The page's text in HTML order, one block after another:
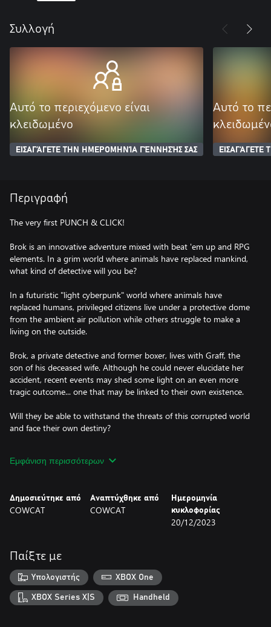
Συλλογή
Αυτό το περιεχόμενο είναι
κλειδωμένο
ΕΙΣΑΓΆΓΕΤΕ ΤΗΝ ΗΜΕΡΟΜΗΝΊΑ ΓΈΝΝΗΣΉΣ ΣΑΣ
Αυτό το
Περιγραφή
The very first PUNCH & CLICK!
Brok is an innovative adventure mixed with beat 'em up and RPG
elements. In a grim world where animals have replaced mankind,
what kind of detective will you be?
In a futuristic "light cyberpunk" world where animals have
replaced humans, privileged citizens live under a protective dome
from the ambient air pollution while others struggle to make a
living on the outside.
Brok, a private detective and former boxer, lives with Graff, the
son of his deceased wife. Although he could never elucidate her
accident, recent events may shed some light on an even more
tragic outcome... one that may be linked to their own existence.
Will they be able to withstand the threats of this corrupted world
and face their own destiny?
- Make choices impacting gameplay and/or story
- Relaxed mode for pure "Point & Click" gameplay (fights can be
- Combine clues to uncover the truth!
- In-game hints
- Two playable characters, switch at any time
- 15 to 20 hours long on first playthrough
- Multiple distinct endings to unlock
- Fully voice acted (23,000 lines)
Εμφάνιση περισσότερων
Δημοσιεύτηκε από
COWCAT
Αναπτύχθηκε από
COWCAT
Ημερομηνία
κυκλοφορίας
20/12/2023
Παίξτε με
Υπολογιστής XBOX One
XBOX Series X|S Handheld